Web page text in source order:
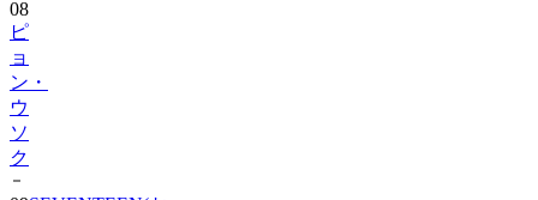
ョ
ン・
ウ
ソ
ク
09
ブ